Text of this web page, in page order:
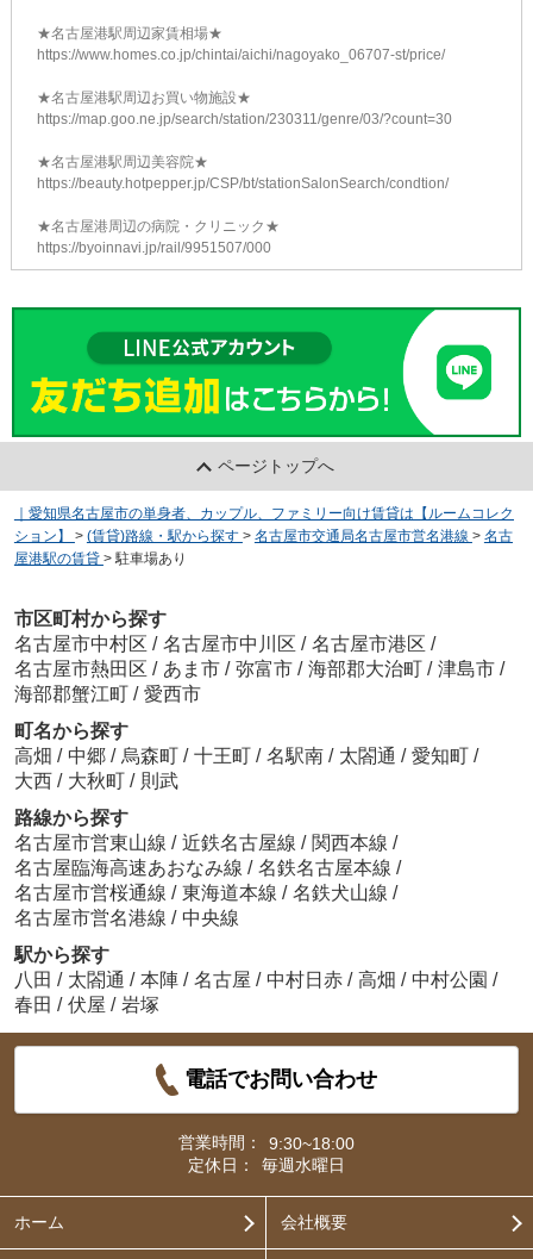
★名古屋港駅周辺家賃相場★
https://www.homes.co.jp/chintai/aichi/nagoyako_06707-st/price/
★名古屋港駅周辺お買い物施設★
https://map.goo.ne.jp/search/station/230311/genre/03/?count=30
★名古屋港駅周辺美容院★
https://beauty.hotpepper.jp/CSP/bt/stationSalonSearch/condtion/
★名古屋港周辺の病院・クリニック★
https://byoinnavi.jp/rail/9951507/000
ページトップへ
｜愛知県名古屋市の単身者、カップル、ファミリー向け賃貸は【ルームコレク
ション】
> (賃貸)路線・駅から探す > 名古屋市交通局名古屋市営名港線 > 名古
屋港駅の賃貸 > 駐車場あり
市区町村から探す
名古屋市中村区 / 名古屋市中川区 / 名古屋市港区 /
名古屋市熱田区 / あま市 / 弥富市 / 海部郡大治町 / 津島市 /
海部郡蟹江町 / 愛西市
町名から探す
高畑 / 中郷 / 烏森町 / 十王町 / 名駅南 / 太閤通 / 愛知町 /
大西 / 大秋町 / 則武
路線から探す
名古屋市営東山線 / 近鉄名古屋線 / 関西本線 /
名古屋臨海高速あおなみ線 / 名鉄名古屋本線 /
名古屋市営桜通線 / 東海道本線 / 名鉄犬山線 /
名古屋市営名港線 / 中央線
駅から探す
八田 / 太閤通 / 本陣 / 名古屋 / 中村日赤 / 高畑 / 中村公園 /
春田 / 伏屋 / 岩塚
電話でお問い合わせ
営業時間：
9:30~18:00
定休日：
毎週水曜日
ホーム 会社概要